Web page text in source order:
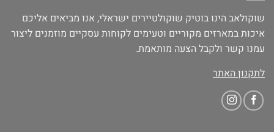
שוקולאב הינו בוטיק שוקולטיירים ישראלי, אנו מביאים אליכם
איכות במארזים מקוריים וטעימים לקוחות עסקיים מוזמנים ליצור
עמנו קשר ולקבל הצעה מותאמת.
לתקנון האתר